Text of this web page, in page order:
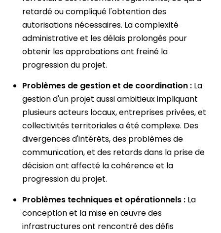
retardé ou compliqué l'obtention des
autorisations nécessaires. La complexité
administrative et les délais prolongés pour
obtenir les approbations ont freiné la
progression du projet.
Problèmes de gestion et de coordination : La
gestion d'un projet aussi ambitieux impliquant
plusieurs acteurs locaux, entreprises privées, et
collectivités territoriales a été complexe. Des
divergences d'intérêts, des problèmes de
communication, et des retards dans la prise de
décision ont affecté la cohérence et la
progression du projet.
Problèmes techniques et opérationnels : La
conception et la mise en œuvre des
infrastructures ont rencontré des défis